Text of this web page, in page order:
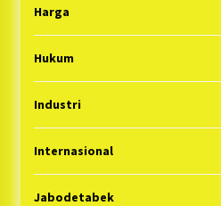
Harga
Hukum
Industri
Internasional
Jabodetabek